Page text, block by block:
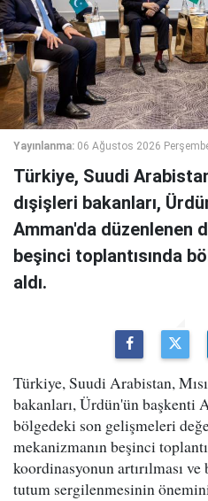
Yayınlanma: 06 Ağustos 2026
Türkiye, Suudi
dışişleri bakanları,
Amman'da düzenlenen
beşinci toplantısında
aldı.
Türkiye, Suudi Arabistan,
bakanları, Ürdün'ün başkenti
bölgedeki son gelişmeleri
mekanizmanın beşinci
koordinasyonun artırılması
tutum sergilenmesinin